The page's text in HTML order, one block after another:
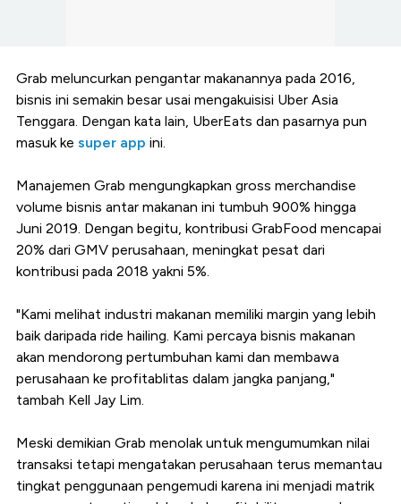
Grab meluncurkan pengantar makanannya pada 2016,
bisnis ini semakin besar usai mengakuisisi Uber Asia
Tenggara. Dengan kata lain, UberEats dan pasarnya pun
masuk ke super app ini.
Manajemen Grab mengungkapkan gross merchandise
volume bisnis antar makanan ini tumbuh 900% hingga
Juni 2019. Dengan begitu, kontribusi GrabFood mencapai
20% dari GMV perusahaan, meningkat pesat dari
kontribusi pada 2018 yakni 5%.
"Kami melihat industri makanan memiliki margin yang lebih
baik daripada ride hailing. Kami percaya bisnis makanan
akan mendorong pertumbuhan kami dan membawa
perusahaan ke profitablitas dalam jangka panjang,"
tambah Kell Jay Lim.
Meski demikian Grab menolak untuk mengumumkan nilai
transaksi tetapi mengatakan perusahaan terus memantau
tingkat penggunaan pengemudi karena ini menjadi matrik